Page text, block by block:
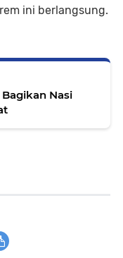
ini berlangsung.
Nasi